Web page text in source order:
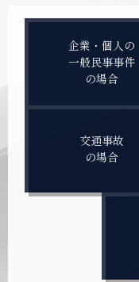
企業・個人の
一般民事事件
の場合
交通事故
の場合